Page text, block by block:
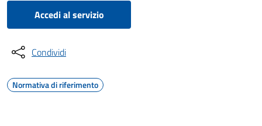
Accedi al servizio
Condividi
Normativa di riferimento